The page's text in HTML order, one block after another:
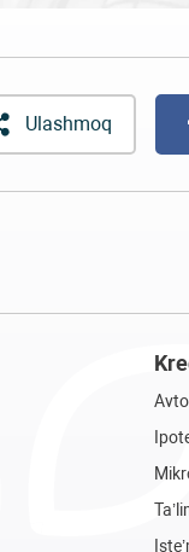
Ulashmoq